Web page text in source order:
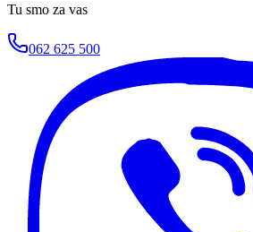
Tu smo za vas
062 625 500